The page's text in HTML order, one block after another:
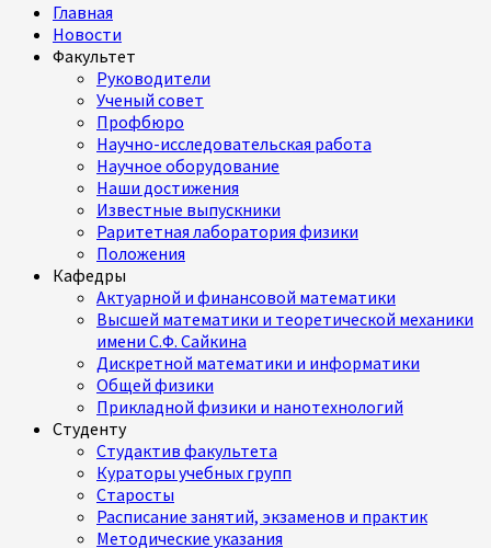
Главная
Новости
Факультет
Руководители
Ученый совет
Профбюро
Научно-исследовательская работа
Научное оборудование
Наши достижения
Известные выпускники
Раритетная лаборатория физики
Положения
Кафедры
Актуарной и финансовой математики
Высшей математики и теоретической механики
имени С.Ф. Сайкина
Дискретной математики и информатики
Общей физики
Прикладной физики и нанотехнологий
Студенту
Студактив факультета
Кураторы учебных групп
Старосты
Расписание занятий, экзаменов и практик
Методические указания